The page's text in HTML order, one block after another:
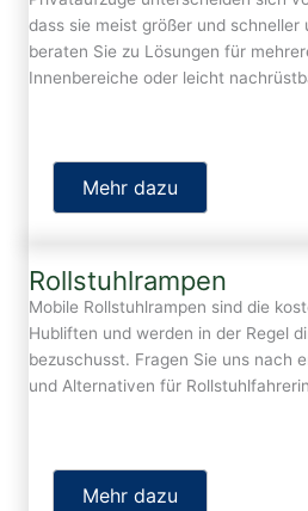
dass sie meist größer und schneller
beraten Sie zu Lösungen für
Innenbereiche oder leicht
Mehr dazu
Rollstuhlrampen
Mobile Rollstuhlrampen sind die
Hubliften und werden in der Regel
bezuschusst. Fragen Sie uns nach
und Alternativen für
Mehr dazu